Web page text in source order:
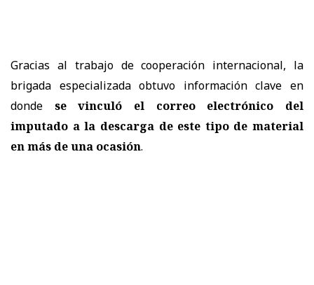
Gracias al trabajo de cooperación internacional, la
brigada especializada obtuvo información clave en
donde se vinculó el correo electrónico del
imputado a la descarga de este tipo de material
en más de una ocasión.